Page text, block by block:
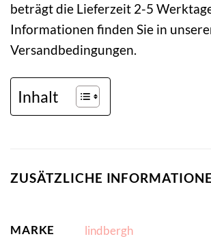
beträgt die Lieferzeit 2-5
Informationen finden Sie in
Versandbedingungen.
Inhalt
ZUSÄTZLICHE
MARKE lindbergh